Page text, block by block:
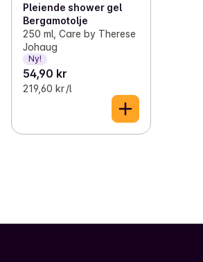
Pleiende shower gel
Bergamotolje
250 ml, Care by Therese
Johaug
Ny!
54,90 kr
219,60 kr /l